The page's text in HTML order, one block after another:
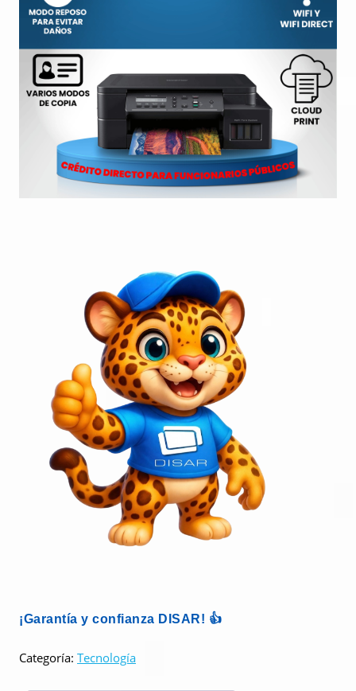
¡Garantía y confianza DISAR! 👍
Categoría: Tecnología